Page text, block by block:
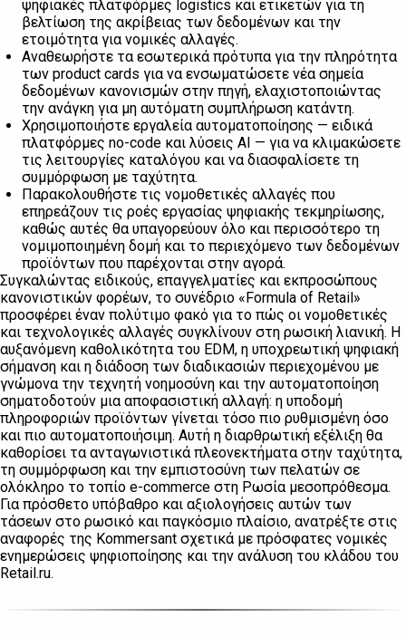
ψηφιακές πλατφόρμες logistics και ετικετών για τη
βελτίωση της ακρίβειας των δεδομένων και την
ετοιμότητα για νομικές αλλαγές.
Αναθεωρήστε τα εσωτερικά πρότυπα για την πληρότητα
των product cards για να ενσωματώσετε νέα σημεία
δεδομένων κανονισμών στην πηγή, ελαχιστοποιώντας
την ανάγκη για μη αυτόματη συμπλήρωση κατάντη.
Χρησιμοποιήστε εργαλεία αυτοματοποίησης — ειδικά
πλατφόρμες no-code και λύσεις AI — για να κλιμακώσετε
τις λειτουργίες καταλόγου και να διασφαλίσετε τη
συμμόρφωση με ταχύτητα.
Παρακολουθήστε τις νομοθετικές αλλαγές που
επηρεάζουν τις ροές εργασίας ψηφιακής τεκμηρίωσης,
καθώς αυτές θα υπαγορεύουν όλο και περισσότερο τη
νομιμοποιημένη δομή και το περιεχόμενο των δεδομένων
προϊόντων που παρέχονται στην αγορά.
Συγκαλώντας ειδικούς, επαγγελματίες και εκπροσώπους
κανονιστικών φορέων, το συνέδριο «Formula of Retail»
προσφέρει έναν πολύτιμο φακό για το πώς οι νομοθετικές
και τεχνολογικές αλλαγές συγκλίνουν στη ρωσική λιανική. Η
αυξανόμενη καθολικότητα του EDM, η υποχρεωτική ψηφιακή
σήμανση και η διάδοση των διαδικασιών περιεχομένου με
γνώμονα την τεχνητή νοημοσύνη και την αυτοματοποίηση
σηματοδοτούν μια αποφασιστική αλλαγή: η υποδομή
πληροφοριών προϊόντων γίνεται τόσο πιο ρυθμισμένη όσο
και πιο αυτοματοποιήσιμη. Αυτή η διαρθρωτική εξέλιξη θα
καθορίσει τα ανταγωνιστικά πλεονεκτήματα στην ταχύτητα,
τη συμμόρφωση και την εμπιστοσύνη των πελατών σε
ολόκληρο το τοπίο e-commerce στη Ρωσία μεσοπρόθεσμα.
Για πρόσθετο υπόβαθρο και αξιολογήσεις αυτών των
τάσεων στο ρωσικό και παγκόσμιο πλαίσιο, ανατρέξτε στις
αναφορές της Kommersant σχετικά με πρόσφατες νομικές
ενημερώσεις ψηφιοποίησης και την ανάλυση του κλάδου του
Retail.ru.